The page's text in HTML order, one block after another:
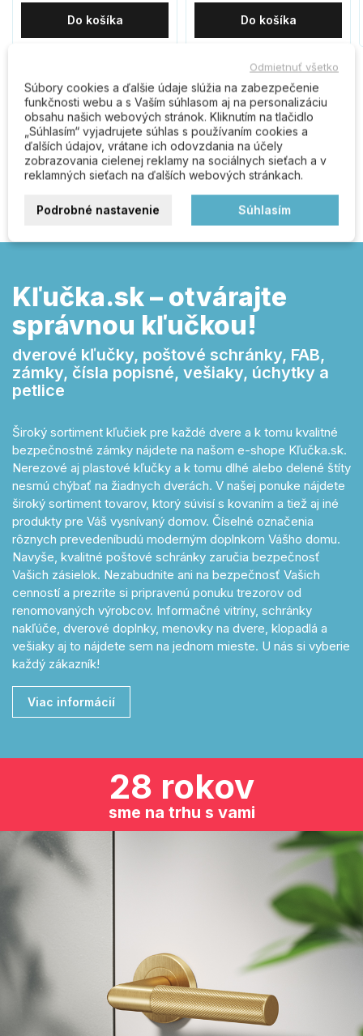
Do košíka Do košíka
Komentáre (0)
Buďte prvý kto napíše recenziu
Kľučka.sk – otvárajte
správnou kľučkou!
dverové kľučky, poštové schránky, FAB,
zámky, čísla popisné, vešiaky, úchytky a
petlice
Široký sortiment kľučiek pre každé dvere a k tomu kvalitné
bezpečnostné zámky nájdete na našom e-shope Kľučka.sk.
Nerezové aj plastové kľučky a k tomu dlhé alebo delené štíty
nesmú chýbať na žiadnych dverách. V našej ponuke nájdete
široký sortiment tovarov, ktorý súvisí s kovaním a tiež aj iné
produkty pre Váš vysnívaný domov. Číselné označenia
rôznych prevedeníbudú moderným doplnkom Vášho domu.
Navyše, kvalitné poštové schránky zaručia bezpečnosť
Vašich zásielok. Nezabudnite ani na bezpečnosť Vašich
cenností a prezrite si pripravenú ponuku trezorov od
renomovaných výrobcov. Informačné vitríny, schránky
nakľúče, dverové doplnky, menovky na dvere, klopadlá a
vešiaky aj to nájdete sem na jednom mieste. U nás si vyberie
každý zákazník!
Viac informácií
28 rokov
sme na trhu s vami
Odmietnuť všetko
Súbory cookies a ďalšie údaje slúžia na zabezpečenie
funkčnosti webu a s Vaším súhlasom aj na personalizáciu
obsahu našich webových stránok. Kliknutím na tlačidlo
„Súhlasím“ vyjadrujete súhlas s používaním cookies a
ďalších údajov, vrátane ich odovzdania na účely
zobrazovania cielenej reklamy na sociálnych sieťach a v
reklamných sieťach na ďalších webových stránkach.
Podrobné nastavenie Súhlasím